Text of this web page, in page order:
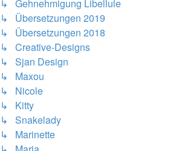
↳ Gehnehmigung Libellule
↳ Übersetzungen 2019
↳ Übersetzungen 2018
↳ Creative-Designs
↳ Sjan Design
↳ Maxou
↳ Nicole
↳ Kitty
↳ Snakelady
↳ Marinette